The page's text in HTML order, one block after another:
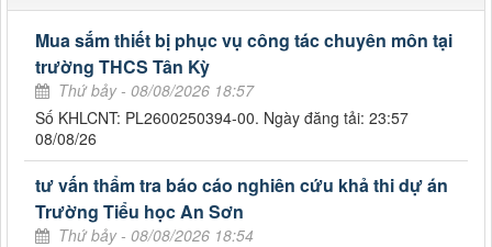
Mua sắm thiết bị phục vụ công tác chuyên môn tại
trường THCS Tân Kỳ
Thứ bảy - 08/08/2026 18:57
Số KHLCNT: PL2600250394-00. Ngày đăng tải: 23:57
08/08/26
tư vấn thẩm tra báo cáo nghiên cứu khả thi dự án
Trường Tiểu học An Sơn
Thứ bảy - 08/08/2026 18:54